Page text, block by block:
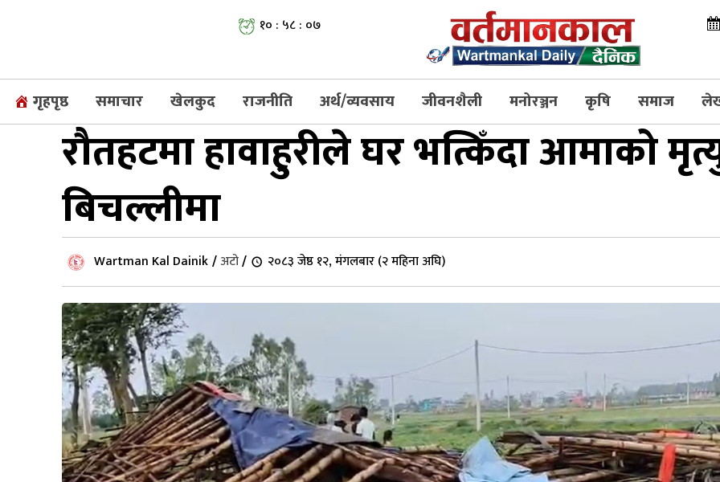
१० : ५८ : ०८
गृहपृष्ठ समाचार खेलकुद राजनीति अर्थ/व्यवसाय जीवनशैली मनोरञ्जन कृषि समाज
रौतहटमा हावाहुरीले घर भत्किँदा आमाको
बिचल्लीमा
Wartman Kal Dainik/अटो/ २०८३ जेष्ठ १२, मंगलबार (२ महिना अघि)